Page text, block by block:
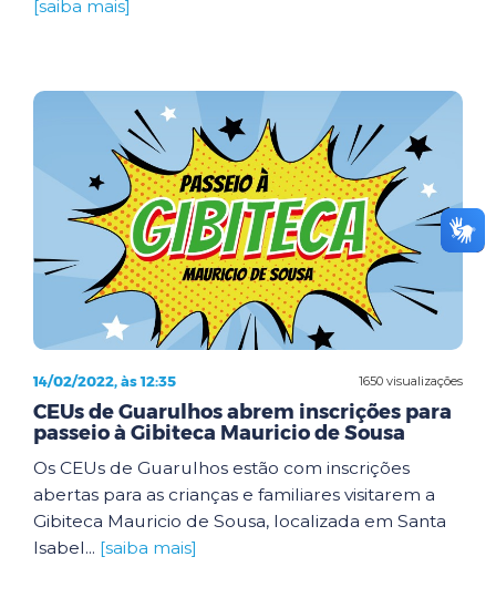
[saiba mais]
1650 visualizações
14/02/2022, às 12:35
CEUs de Guarulhos abrem inscrições para
passeio à Gibiteca Mauricio de Sousa
Os CEUs de Guarulhos estão com inscrições
abertas para as crianças e familiares visitarem a
Gibiteca Mauricio de Sousa, localizada em Santa
Isabel... [saiba mais]